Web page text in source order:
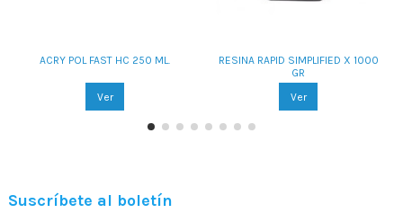
ACRY POL FAST HC 250 ML.
Ver
RESINA RAPID SIMPLIFIED X 1000
GR
Ver
Suscríbete al boletín